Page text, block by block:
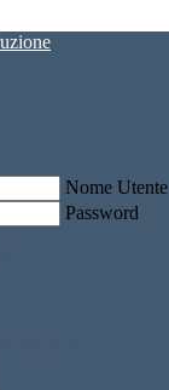
Nome Utente
Password